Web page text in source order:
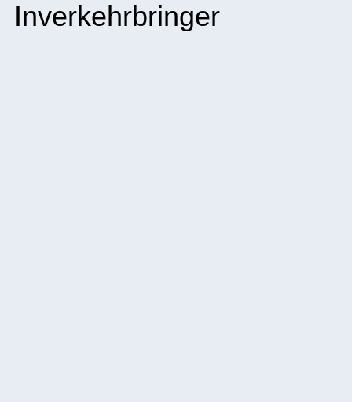
Inverkehrbringer